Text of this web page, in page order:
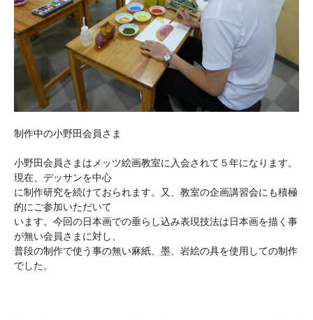
制作中の小野田会員さま
小野田会員さまはメッツ絵画教室に入会されて５年になります。
現在、デッサンを中心
に制作研究を続けておられます。又、教室の企画講習会にも積極
的にご参加いただいて
います。今回の日本画での垂らし込み表現技法は日本画を描く事
が無い会員さまに対し、
普段の制作で使う事の無い麻紙、墨、岩絵の具を使用しての制作
でした。